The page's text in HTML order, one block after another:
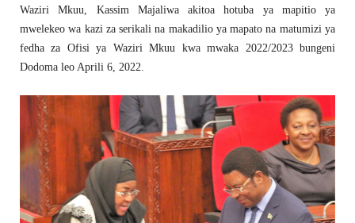
Waziri Mkuu, Kassim Majaliwa akitoa hotuba ya mapitio ya
mwelekeo wa kazi za serikali na makadilio ya mapato na matumizi ya
fedha za Ofisi ya Waziri Mkuu kwa mwaka 2022/2023 bungeni
Dodoma leo Aprili 6, 2022.